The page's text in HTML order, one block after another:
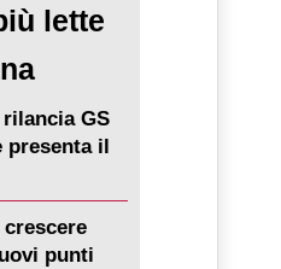
lette
GS
il
punti